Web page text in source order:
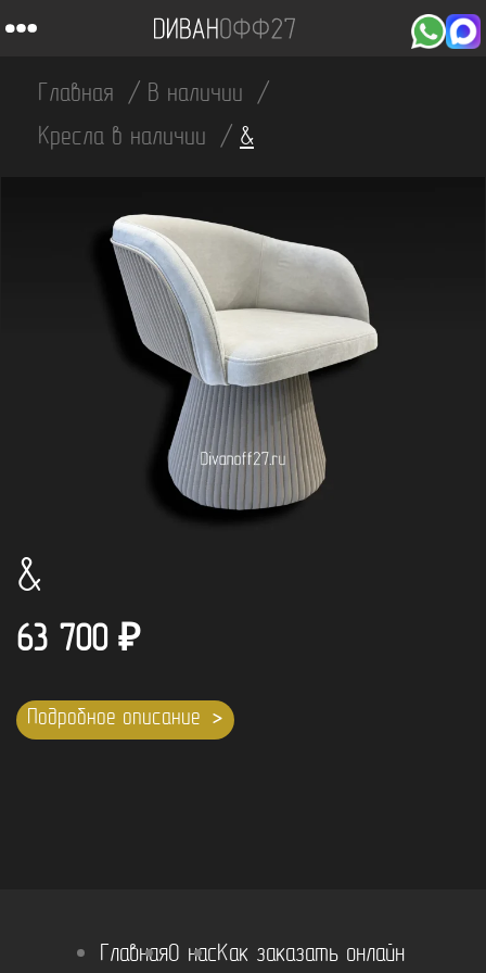
Главная
В наличии
Кресла в наличии
&
&
63 700 ₽
Подробное описание
ГлавнаяО насКак заказать онлайн